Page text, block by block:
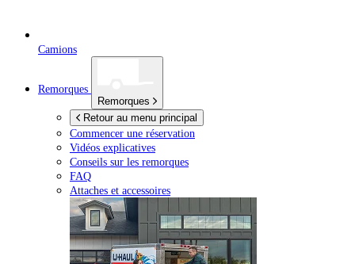
Camions
Remorques
Remorques
Retour au menu principal
Commencer une réservation
Vidéos explicatives
Conseils sur les remorques
FAQ
Attaches et accessoires